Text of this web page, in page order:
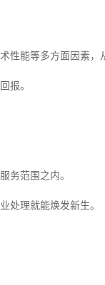
能等多方面因素，
报。
务范围之内。
处理就能焕发新生。